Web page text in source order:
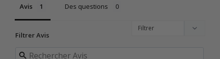
Avis Des questions
Filtrer Avis